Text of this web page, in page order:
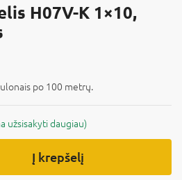
H07V-K 1×10,
po 100 metrų.
užsisakyti daugiau)
Į krepšelį